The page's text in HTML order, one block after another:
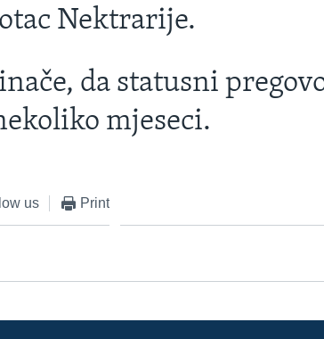
Nektrarije.
da statusni
mjeseci.
us Print